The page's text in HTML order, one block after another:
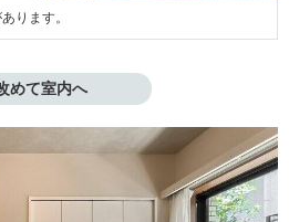
ります。
めて室内へ